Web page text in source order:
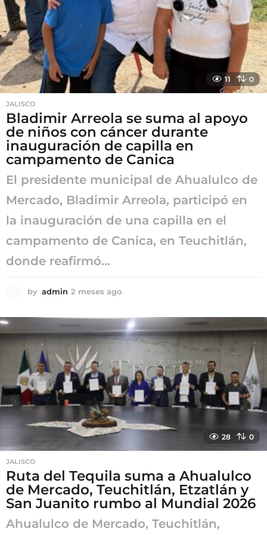
11 0
JALISCO
Bladimir Arreola se suma al apoyo
de niños con cáncer durante
inauguración de capilla en
campamento de Canica
El presidente municipal de Ahualulco de
Mercado, Bladimir Arreola, participó en
la inauguración de una capilla en el
campamento de Canica, en Teuchitlán,
donde reafirmó...
by admin 2 meses ago
e
a
o
28 0
JALISCO
Ruta del Tequila suma a Ahualulco
de Mercado, Teuchitlán, Etzatlán y
San Juanito rumbo al Mundial 2026
Ahualulco de Mercado, Teuchitlán,